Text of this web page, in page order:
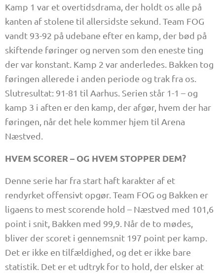
Kamp 1 var et overtidsdrama, der holdt os alle på
kanten af stolene til allersidste sekund. Team FOG
vandt 93-92 på udebane efter en kamp, der bød på
skiftende føringer og nerven som den eneste ting
der var konstant. Kamp 2 var anderledes. Bakken tog
føringen allerede i anden periode og trak fra os.
Slutresultat: 91-81 til Aarhus. Serien står 1-1 – og
kamp 3 i aften er den kamp, der afgør, hvem der har
føringen, når det hele kommer hjem til Arena
Næstved.
HVEM SCORER – OG HVEM STOPPER DEM?
Denne serie har fra start haft karakter af et
rendyrket offensivt opgør. Team FOG og Bakken er
ligaens to mest scorende hold – Næstved med 101,6
point i snit, Bakken med 99,9. Når de to mødes,
bliver der scoret i gennemsnit 197 point per kamp.
Det er ikke en tilfældighed, og det er ikke bare
statistik. Det er et udtryk for to hold, der elsker at